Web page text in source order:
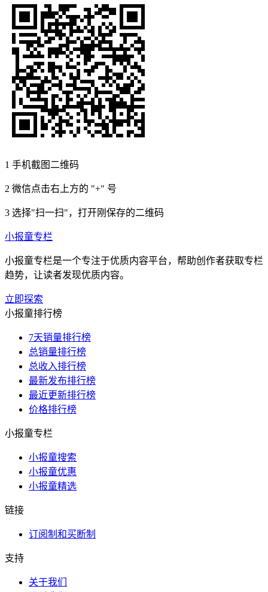
1 手机截图二维码
2 微信点击右上方的 "+" 号
3 选择"扫一扫"，打开刚保存的二维码
小报童专栏
小报童专栏是一个专注于优质内容平台，帮助创作者获取专栏
趋势，让读者发现优质内容。
立即探索
小报童排行榜
7天销量排行榜
总销量排行榜
总收入排行榜
最新发布排行榜
最近更新排行榜
价格排行榜
小报童专栏
小报童搜索
小报童优惠
小报童精选
链接
订阅制和买断制
支持
关于我们